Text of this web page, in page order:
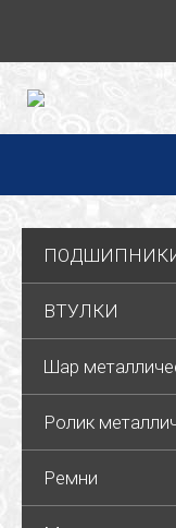
ВТУЛКИ
Шар
Ролик
Ремни